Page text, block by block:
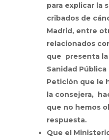
para explicar la
cribados de
Madrid, entre
relacionados
que presenta
Sanidad
Petición que le
la consejera,
que no hemos
respuesta.
Que el